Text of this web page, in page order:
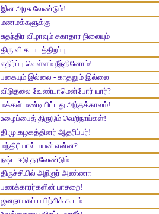
இன அரசு வேண்டும்!
மணமக்களுக்கு
சுதந்திர விழாவும் சுகாதார நிலையும்
திரு.வி.க. படத்திறப்பு
எதிர்ப்பு வெள்ளம் நீந்தினோம்!
பகையும் இல்லை - காதலும் இல்லை
விடுதலை வேண்டாமென்போர் யார்?
மக்கள் மண்டியிட்டது அந்தக்காலம்!
உழைப்பைத் திருடும் வெறிநாய்கள்!
தி.மு.கழகத்தினர் ஆதரிப்பர்!
மந்திரியால் பயன் என்ன?
நஷ்ட ஈடு தரவேண்டும்
திருச்சியில் அறிஞர் அண்ணா
பணக்காரர்களின் பாசறை!
ஜனநாயகப் பயிற்சிக் கூடம்